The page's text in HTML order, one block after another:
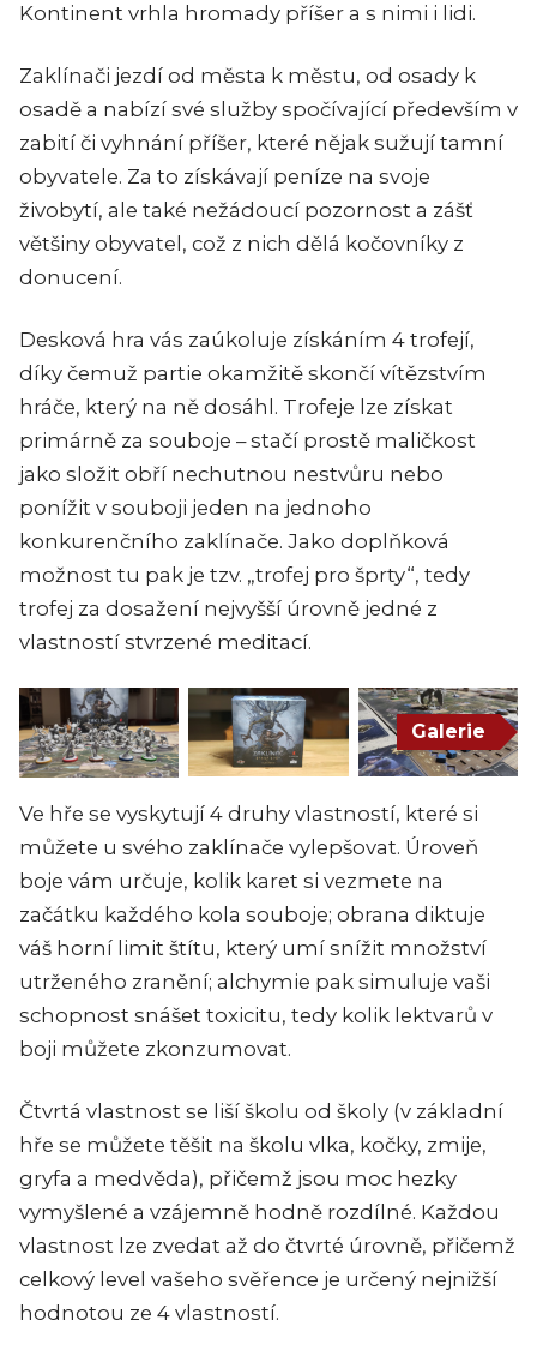
Kontinent vrhla hromady příšer a s nimi i lidi.
Zaklínači jezdí od města k městu, od osady k
osadě a nabízí své služby spočívající především v
zabití či vyhnání příšer, které nějak sužují tamní
obyvatele. Za to získávají peníze na svoje
živobytí, ale také nežádoucí pozornost a zášť
většiny obyvatel, což z nich dělá kočovníky z
donucení.
Desková hra vás zaúkoluje získáním 4 trofejí,
díky čemuž partie okamžitě skončí vítězstvím
hráče, který na ně dosáhl. Trofeje lze získat
primárně za souboje – stačí prostě maličkost
jako složit obří nechutnou nestvůru nebo
ponížit v souboji jeden na jednoho
konkurenčního zaklínače. Jako doplňková
možnost tu pak je tzv. „trofej pro šprty“, tedy
trofej za dosažení nejvyšší úrovně jedné z
vlastností stvrzené meditací.
Galerie
Ve hře se vyskytují 4 druhy vlastností, které si
můžete u svého zaklínače vylepšovat. Úroveň
boje vám určuje, kolik karet si vezmete na
začátku každého kola souboje; obrana diktuje
váš horní limit štítu, který umí snížit množství
utrženého zranění; alchymie pak simuluje vaši
schopnost snášet toxicitu, tedy kolik lektvarů v
boji můžete zkonzumovat.
Čtvrtá vlastnost se liší školu od školy (v základní
hře se můžete těšit na školu vlka, kočky, zmije,
gryfa a medvěda), přičemž jsou moc hezky
vymyšlené a vzájemně hodně rozdílné. Každou
vlastnost lze zvedat až do čtvrté úrovně, přičemž
celkový level vašeho svěřence je určený nejnižší
hodnotou ze 4 vlastností.